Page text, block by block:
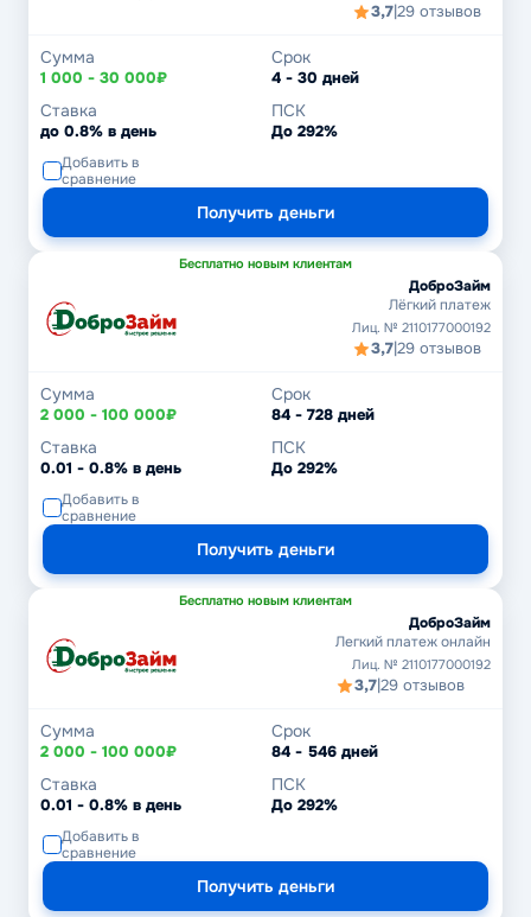
3,7|29 отзывов
Сумма
1 000 - 30 000₽
Срок
4 - 30 дней
Ставка
до 0.8% в день
ПСК
До 292%
Добавить в
сравнение
Получить деньги
Бесплатно новым клиентам
ДоброЗайм
Лёгкий платеж
Лиц. № 2110177000192
3,7|29 отзывов
Сумма
2 000 - 100 000₽
Срок
84 - 728 дней
Ставка
0.01 - 0.8% в день
ПСК
До 292%
Добавить в
сравнение
Получить деньги
Бесплатно новым клиентам
ДоброЗайм
Легкий платеж онлайн
Лиц. № 2110177000192
3,7|29 отзывов
Сумма
2 000 - 100 000₽
Срок
84 - 546 дней
Ставка
0.01 - 0.8% в день
ПСК
До 292%
Добавить в
сравнение
Получить деньги